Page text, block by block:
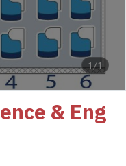
1/1
& Eng